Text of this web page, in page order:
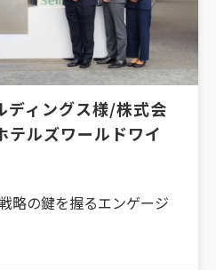
ディングス様/株式会
テルズワールドワイ
略の鍵を握るエンゲージ